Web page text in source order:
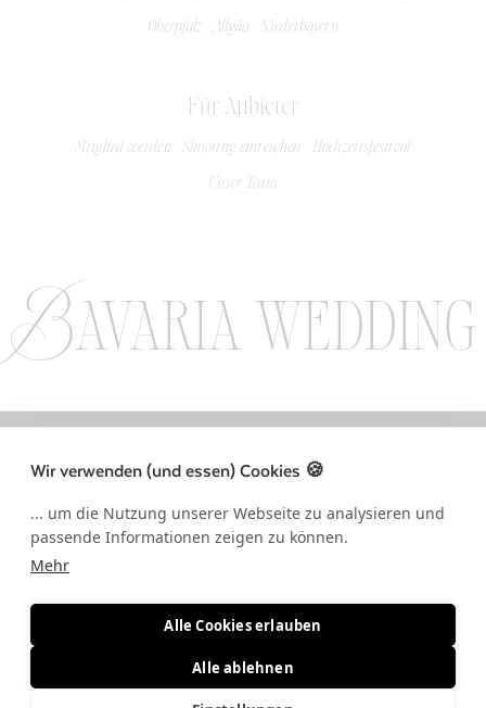
Wir verwenden (und essen) Cookies 🍪
... um die Nutzung unserer Webseite zu analysieren und
passende Informationen zeigen zu können.
Mehr
Alle Cookies erlauben
Alle ablehnen
Oberpfalz Allgäu Niederbayern
Für Anbieter
Mitglied werden Shooting einreichen Hochzeitsfestival
Unser Team
Bavaria wedding